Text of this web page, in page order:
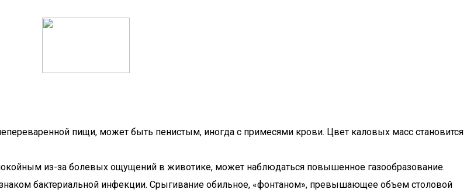
пищи, может быть пенистым, иногда с примесями крови. Цвет каловых масс становится
из-за болевых ощущений в животике, может наблюдаться повышенное газообразование.
бактериальной инфекции. Срыгивание обильное, «фонтаном», превышающее объем столовой